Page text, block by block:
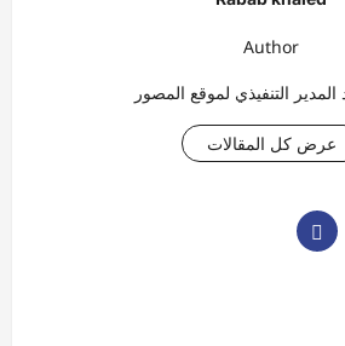
Author
المدير التنفيذي لموقع المصور
عرض كل المقالات